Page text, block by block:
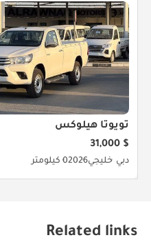
تويوتا هيلوكس
$ 31,000
دبي خليجي20260 كيلومتر
Related links